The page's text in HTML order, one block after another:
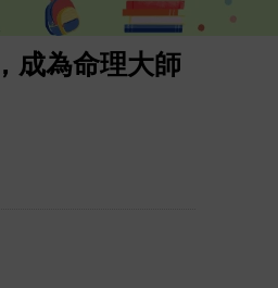
成為命理大師